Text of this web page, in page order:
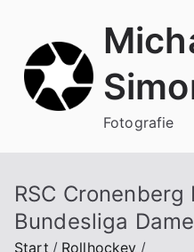
springen
Fotografie
RSC Cronenberg
Bundesliga
Start
Rollhockey